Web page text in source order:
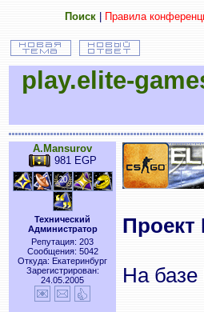
Поиск| Правила
play.elite-
A.Mansurov
981 EGP
Технический
Администратор
Репутация: 203
Сообщения: 5042
Откуда: Екатеринбург
Зарегистрирован:
24.05.2005
Проект
На